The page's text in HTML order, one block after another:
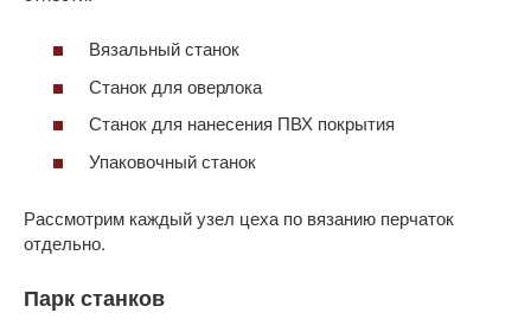
Вязальный станок
Станок для оверлока
Станок для нанесения ПВХ покрытия
Упаковочный станок
Рассмотрим каждый узел цеха по вязанию перчаток
отдельно.
Парк станков